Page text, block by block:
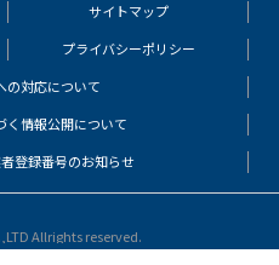
サイトマップ
プライバシーポリシー
の対応について
く情報公開について
登録番号のお知らせ
Allrights reserved.